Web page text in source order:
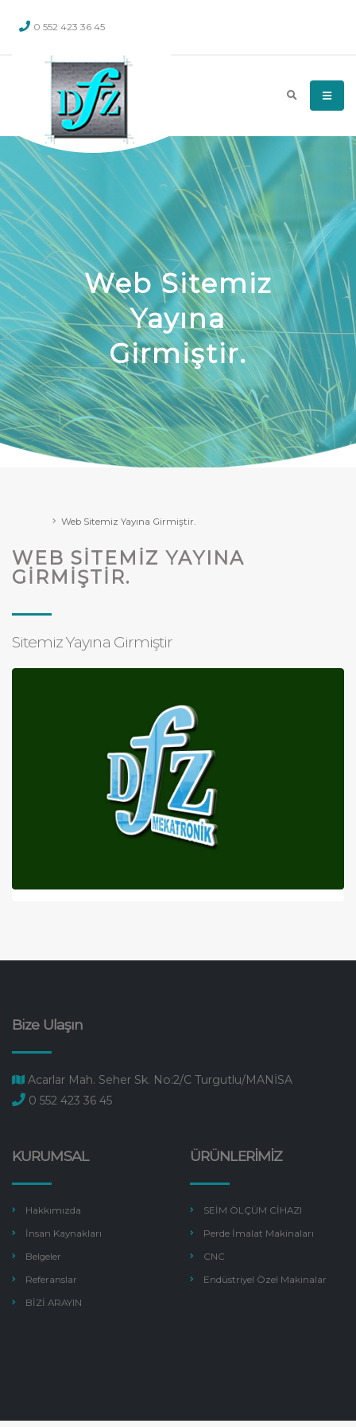
0 552 423 36 45
Web Sitemiz
Yayına
Girmiştir.
Web Sitemiz Yayına Girmiştir.
WEB SITEMIZ YAYINA
GIRMIŞTIR.
Sitemiz Yayına Girmiştir
Bize Ulaşın
Acarlar Mah. Seher Sk. No:2/C Turgutlu/MANİSA
0 552 423 36 45
KURUMSAL
Hakkımızda
İnsan Kaynakları
Belgeler
Referanslar
BİZİ ARAYIN
ÜRÜNLERİMİZ
SEİM ÖLÇÜM CİHAZI
Perde İmalat Makinaları
CNC
Endüstriyel Özel Makinalar